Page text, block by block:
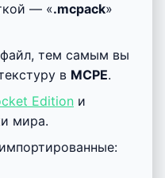
— «.mcpack»
файл, тем самым вы
в MCPE.
Edition и
мира.